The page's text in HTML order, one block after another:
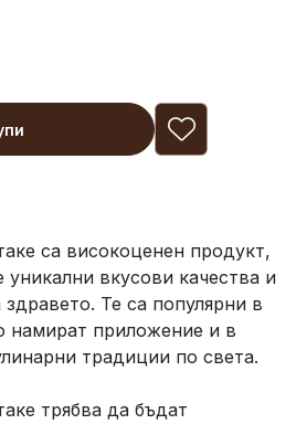
са високоценен продукт,
уникални вкусови качества и
Те са популярни в
намират приложение и в
традиции по света.
трябва да бъдат